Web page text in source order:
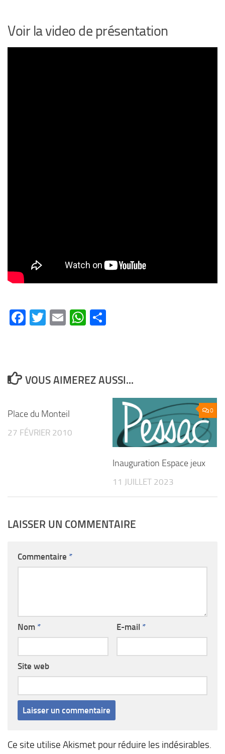
Voir la video de présentation
Facebook
Twitter
EmailWhatsApp
VOUS AIMEREZ AUSSI...
Place du Monteil
27 FÉVRIER 2010
0
Inauguration Espace jeux
11 JUILLET 2023
LAISSER UN COMMENTAIRE
Commentaire *
Nom * E-mail *
Site web
Ce site utilise Akismet pour réduire les indésirables.